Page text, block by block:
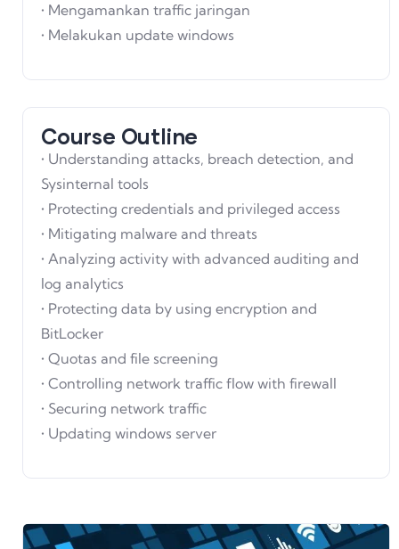
• Mengamankan traffic jaringan
• Melakukan update windows
Course Outline
• Understanding attacks, breach detection, and
Sysinternal tools
• Protecting credentials and privileged access
• Mitigating malware and threats
• Analyzing activity with advanced auditing and
log analytics
• Protecting data by using encryption and
BitLocker
• Quotas and file screening
• Controlling network traffic flow with firewall
• Securing network traffic
• Updating windows server